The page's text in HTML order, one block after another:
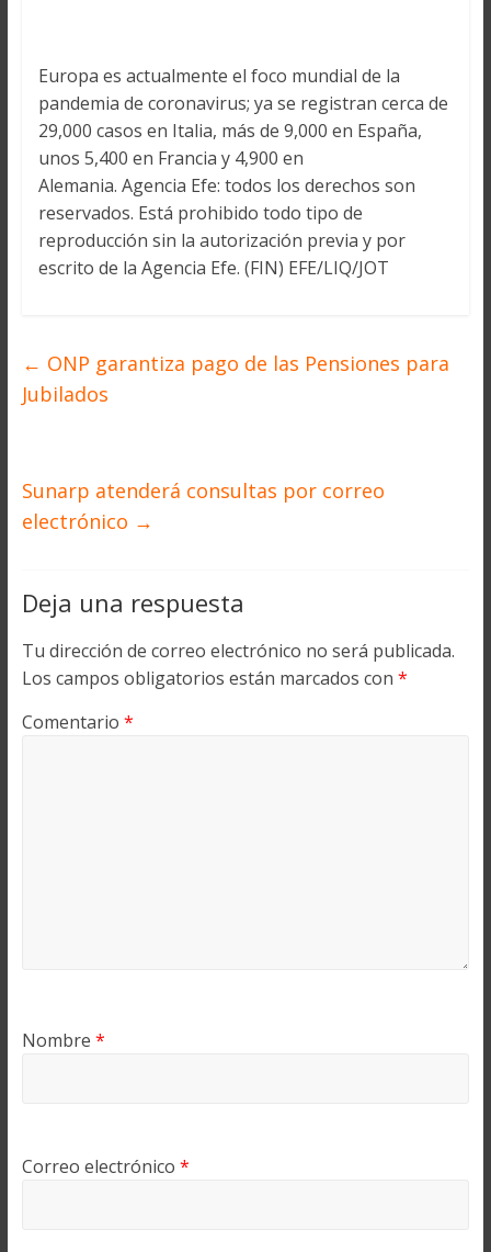
Europa es actualmente el foco mundial de la
pandemia de coronavirus; ya se registran cerca de
29,000 casos en Italia, más de 9,000 en España,
unos 5,400 en Francia y 4,900 en
Alemania. Agencia Efe: todos los derechos son
reservados. Está prohibido todo tipo de
reproducción sin la autorización previa y por
escrito de la Agencia Efe. (FIN) EFE/LIQ/JOT
← ONP garantiza pago de las Pensiones para
Jubilados
Sunarp atenderá consultas por correo
electrónico →
Deja una respuesta
Tu dirección de correo electrónico no será publicada.
Los campos obligatorios están marcados con *
Comentario *
Nombre *
Correo electrónico *